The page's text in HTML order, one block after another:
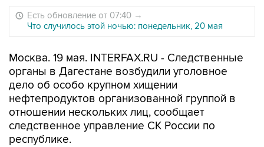
Есть обновление от 07:40 →
Что случилось этой ночью: понедельник, 20 мая
Москва. 19 мая. INTERFAX.RU - Следственные
органы в Дагестане возбудили уголовное
дело об особо крупном хищении
нефтепродуктов организованной группой в
отношении нескольких лиц, сообщает
следственное управление СК России по
республике.